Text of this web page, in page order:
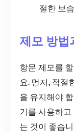
절한 보
제모 방법
항문 제모를
요. 먼저, 적절
을 유지해야
기를 사용하
는 것이 좋습